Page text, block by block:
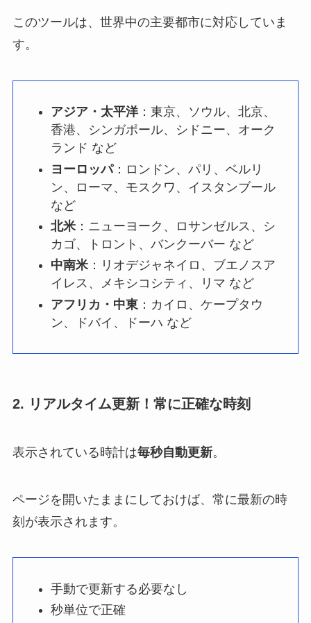
このツールは、世界中の主要都市に対応していま
す。
アジア・太平洋：東京、ソウル、北京、
香港、シンガポール、シドニー、オーク
ランド など
ヨーロッパ：ロンドン、パリ、ベルリ
ン、ローマ、モスクワ、イスタンブール
など
北米：ニューヨーク、ロサンゼルス、シ
カゴ、トロント、バンクーバー など
中南米：リオデジャネイロ、ブエノスア
イレス、メキシコシティ、リマ など
アフリカ・中東：カイロ、ケープタウ
ン、ドバイ、ドーハ など
2. リアルタイム更新！常に正確な時刻
表示されている時計は毎秒自動更新。
ページを開いたままにしておけば、常に最新の時
刻が表示されます。
手動で更新する必要なし
秒単位で正確